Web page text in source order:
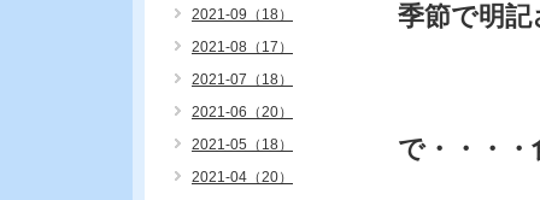
季節で明
で・・・
2021-09（18）
2021-08（17）
2021-07（18）
2021-06（20）
2021-05（18）
2021-04（20）